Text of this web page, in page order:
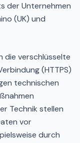
der Unternehmen
(UK) und
die verschlüsselte
(HTTPS)
technischen
Technik stellen
vor
durch